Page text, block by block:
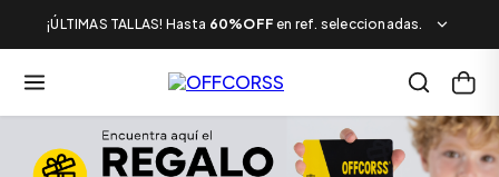
¡ÚLTIMAS TALLAS! Hasta 60%OFF en ref. seleccionadas.